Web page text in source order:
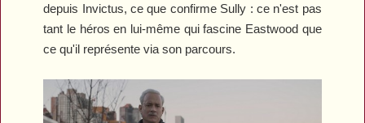
depuis Invictus, ce que confirme Sully : ce n'est pas
tant le héros en lui-même qui fascine Eastwood que
ce qu'il représente via son parcours.